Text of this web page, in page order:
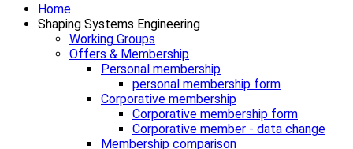
Home
Shaping Systems Engineering
Working Groups
Offers & Membership
Personal membership
personal membership form
Corporative membership
Corporative membership form
Corporative member - data change
Membership comparison